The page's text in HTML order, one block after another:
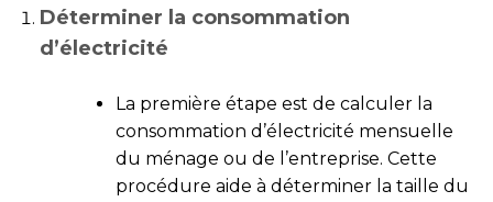
Déterminer la consommation
d’électricité
La première étape est de calculer la
consommation d’électricité mensuelle
du ménage ou de l’entreprise. Cette
procédure aide à déterminer la taille du